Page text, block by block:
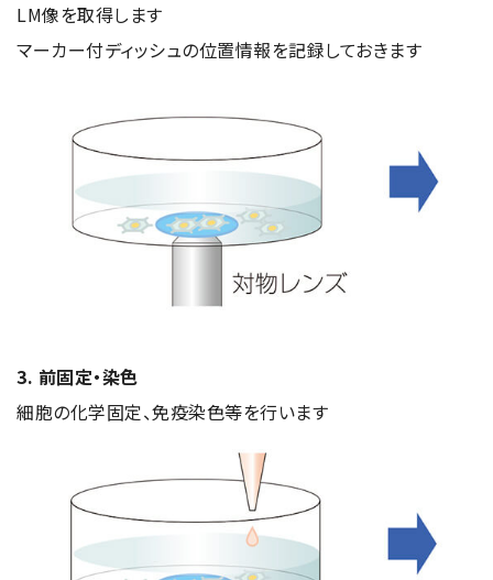
集束イオンビーム加工観察装置 (FIB-SEM)
核磁気共鳴装置 (NMR)
GC-TOFMS
産業機器
成膜関連機器 (電子銃・プラズマ源・他)
ム溶解)
お客様紹介 / 開発秘話
Interview
開発秘話
LM像を取得します
マーカー付ディッシュの位置情報を記録しておきます
3. 前固定・染色
細胞の化学固定、免疫染色等を行います